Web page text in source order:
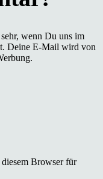
wenn Du uns im
Deine E-Mail wird von
Browser für